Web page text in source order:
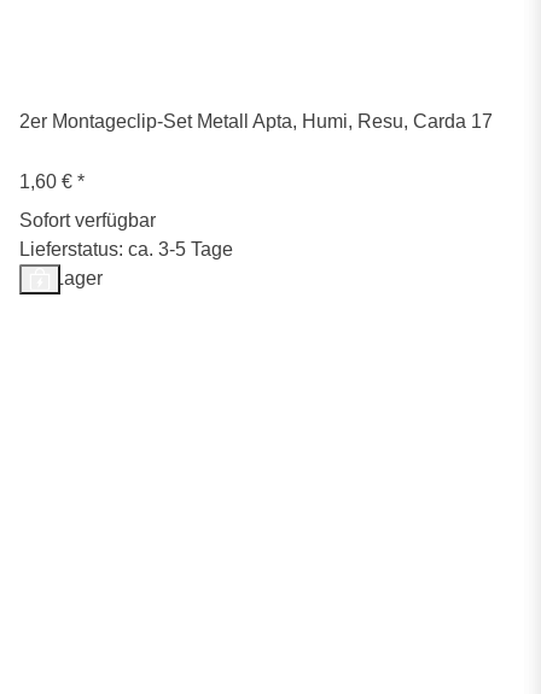
2er Montageclip-Set Metall Apta, Humi, Resu, Carda 17
1,60 € *
Sofort verfügbar
Lieferstatus: ca. 3-5 Tage
Auf Lager